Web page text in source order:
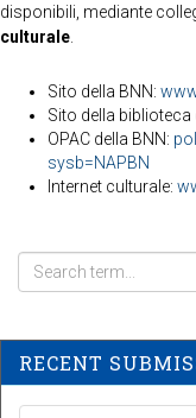
disponibili, mediante
culturale
Sito della BNN:
Sito della biblioteca
OPAC della BNN:
sysb=NAPBN
Internet culturale:
RECENT